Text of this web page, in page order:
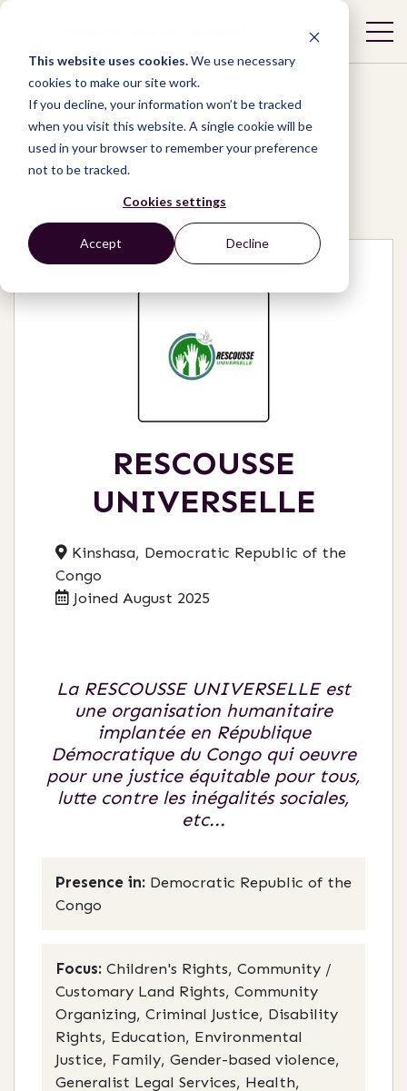
This website uses cookies.We use necessary
cookies to make our site work.
If you decline, your information won’t be tracked
when you visit this website. A single cookie will be
used in your browser to remember your preference
not to be tracked.
Cookies settings
Accept Decline
Network / Organizations /
RESCOUSSE UNIVERSELLE
RESCOUSSE
UNIVERSELLE
Kinshasa, Democratic Republic of the
Congo
Joined August 2025
La RESCOUSSE UNIVERSELLE est
une organisation humanitaire
implantée en République
Démocratique du Congo qui oeuvre
pour une justice équitable pour tous,
lutte contre les inégalités sociales,
etc...
Presence in: Democratic Republic of the
Congo
Focus: Children's Rights, Community /
Customary Land Rights, Community
Organizing, Criminal Justice, Disability
Rights, Education, Environmental
Justice, Family, Gender-based violence,
Generalist Legal Services, Health,